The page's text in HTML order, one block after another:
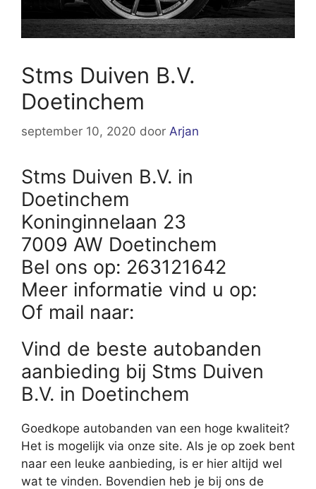
Stms Duiven B.V.
Doetinchem
september 10, 2020 door Arjan
Stms Duiven B.V. in
Doetinchem
Koninginnelaan 23
7009 AW Doetinchem
Bel ons op: 263121642
Meer informatie vind u op:
Of mail naar:
Vind de beste autobanden
aanbieding bij Stms Duiven
B.V. in Doetinchem
Goedkope autobanden van een hoge kwaliteit?
Het is mogelijk via onze site. Als je op zoek bent
naar een leuke aanbieding, is er hier altijd wel
wat te vinden. Bovendien heb je bij ons de